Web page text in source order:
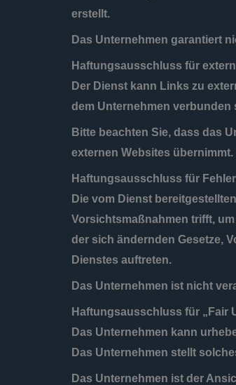
erstellt.
Das Unternehmen garantiert
Haftungsausschluss für
Der Dienst kann Links zu
dem Unternehmen verbunden
Bitte beachten Sie, dass das
externen Websites übernimmt.
Haftungsausschluss für
Die vom Dienst
Vorsichtsmaßnahmen trifft,
der sich ändernden Gesetze,
Dienstes auftreten.
Das Unternehmen ist nicht
Haftungsausschluss für „Fair
Das Unternehmen kann
Das Unternehmen stellt
Das Unternehmen ist der